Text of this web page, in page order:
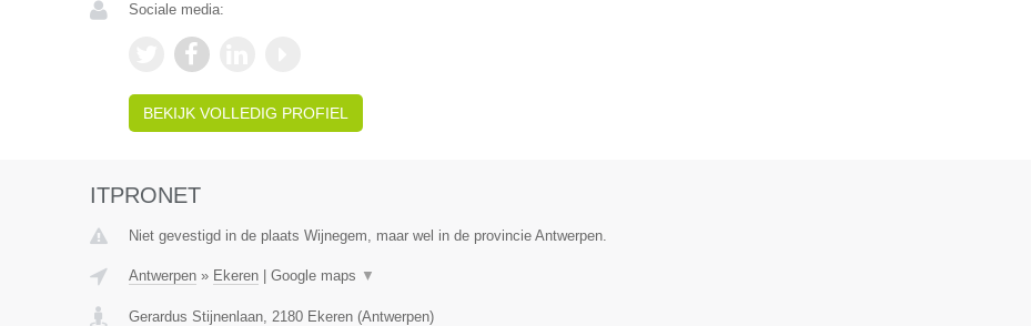
Sociale media:
BEKIJK VOLLEDIG PROFIEL
ITPRONET
Niet gevestigd in de plaats Wijnegem, maar wel in de provincie Antwerpen.
Antwerpen» Ekeren| Google maps ▼
Gerardus Stijnenlaan, 2180 Ekeren(Antwerpen)